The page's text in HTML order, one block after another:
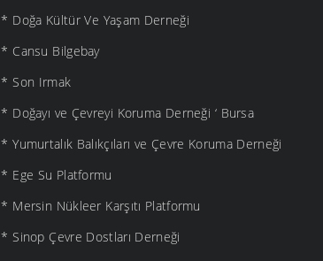
* Doğa Kültür Ve Yaşam Derneği
* Cansu Bilgebay
* Son Irmak
* Doğayı ve Çevreyi Koruma Derneği ‘ Bursa
* Yumurtalık Balıkçıları ve Çevre Koruma Derneği
* Ege Su Platformu
* Mersin Nükleer Karşıtı Platformu
* Sinop Çevre Dostları Derneği